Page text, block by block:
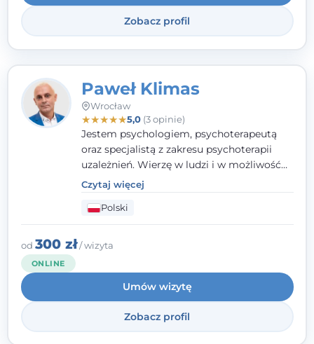
problemami.
Zobacz profil
Paweł Klimas
Wrocław
★★★★★5,0(3 opinie)
Jestem psychologiem, psychoterapeutą
oraz specjalistą z zakresu psychoterapii
uzależnień. Wierzę w ludzi i w możliwość
wprowadzenia zmian w ich życiu. Bardzo
często przekonuje się o tym, że każdy z nas,
w tym Ty i ja, ma wpływ na swoje
szczęście. Należy uwierzyć w siebie i działać
w obranym kierunku.
Czytaj więcej
Polski
od 300 zł/ wizyta
ONLINE
Umów wizytę
Zobacz profil